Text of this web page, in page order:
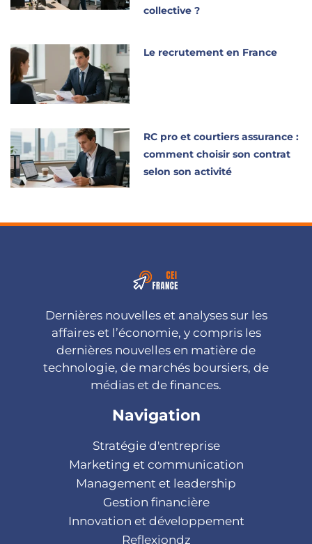
collective ?
Le recrutement en France
RC pro et courtiers assurance :
comment choisir son contrat
selon son activité
Dernières nouvelles et analyses sur les
affaires et l’économie, y compris les
dernières nouvelles en matière de
technologie, de marchés boursiers, de
médias et de finances.
Navigation
Stratégie d'entreprise
Marketing et communication
Management et leadership
Gestion financière
Innovation et développement
Reflexiondz